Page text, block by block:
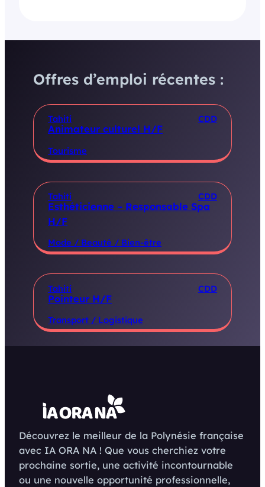
Offres d’emploi récentes :
Tahiti CDD
Animateur culturel H/F
Tourisme
Tahiti CDD
Esthéticienne – Responsable Spa
H/F
Mode / Beauté / Bien-être
Tahiti CDD
Pointeur H/F
Transport / Logistique
Découvrez le meilleur de la Polynésie française
avec IA ORA NA ! Que vous cherchiez votre
prochaine sortie, une activité incontournable
ou une nouvelle opportunité professionnelle,